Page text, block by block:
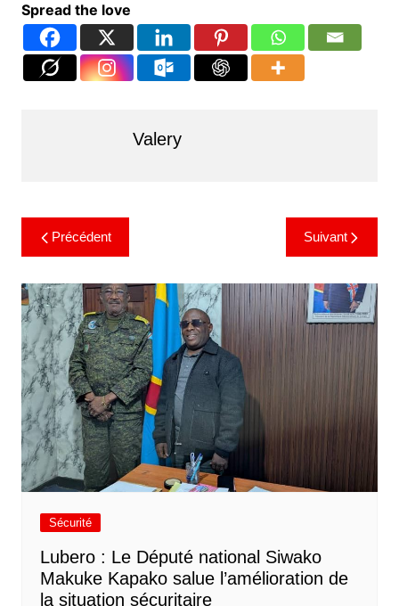
Spread the love
Valery
Précédent Suivant
Sécurité
Lubero : Le Député national Siwako
Makuke Kapako salue l’amélioration de
la situation sécuritaire